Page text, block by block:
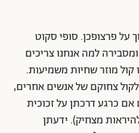
על פרצופכן. סופי סקוט
למה אנחנו צריכים
מוזר שחיות משמיעות.
צחוקם של אנשים אחרים,
אם כרגע דרכתן על זכוכית
מצחיק). ידעתן